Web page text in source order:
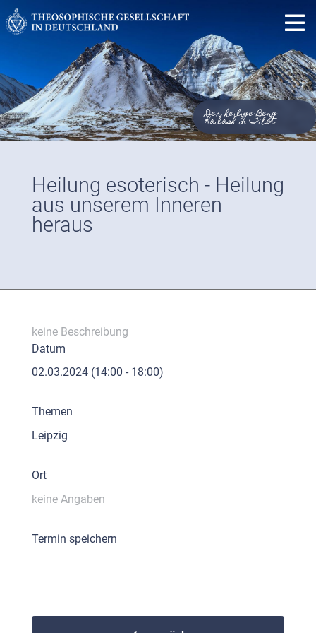
Der heilige Berg
Kailash in Tibet
Heilung esoterisch - Heilung
aus unserem Inneren
heraus
keine Beschreibung
Datum
02.03.2024 (14:00 - 18:00)
Themen
Leipzig
Ort
keine Angaben
Termin speichern